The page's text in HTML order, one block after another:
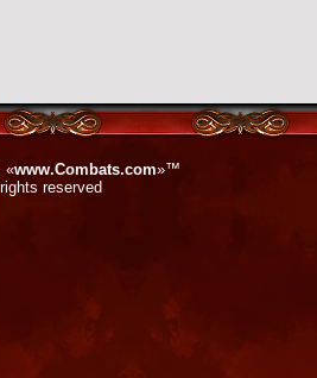
«www.Combats.com»™
reserved